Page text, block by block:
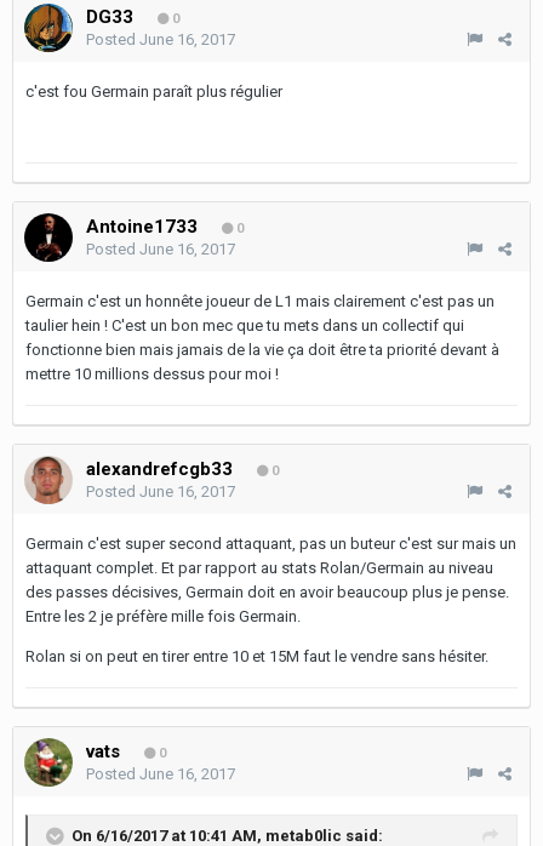
DG33 0
Posted June 16, 2017
c'est fou Germain paraît plus régulier
Antoine1733 0
Posted June 16, 2017
Germain c'est un honnête joueur de L1 mais clairement c'est pas un
taulier hein ! C'est un bon mec que tu mets dans un collectif qui
fonctionne bien mais jamais de la vie ça doit être ta priorité devant à
mettre 10 millions dessus pour moi !
alexandrefcgb33 0
Posted June 16, 2017
Germain c'est super second attaquant, pas un buteur c'est sur mais un
attaquant complet. Et par rapport au stats Rolan/Germain au niveau
des passes décisives, Germain doit en avoir beaucoup plus je pense.
Entre les 2 je préfère mille fois Germain.
Rolan si on peut en tirer entre 10 et 15M faut le vendre sans hésiter.
vats 0
Posted June 16, 2017
On 6/16/2017 at 10:41 AM, metab0lic said: